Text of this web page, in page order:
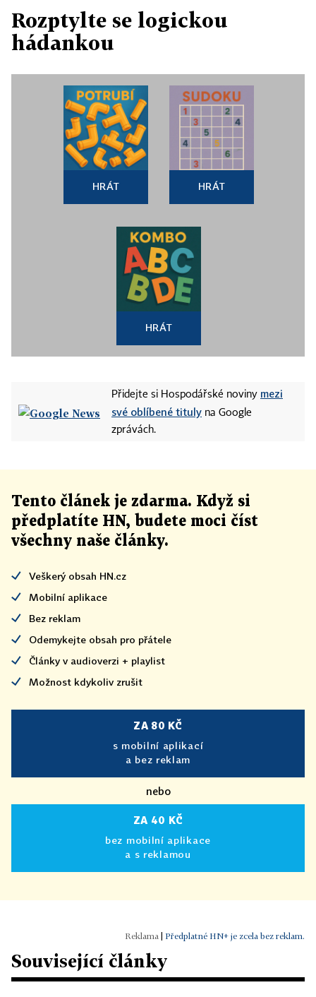
Rozptylte se logickou
hádankou
HRÁT HRÁT
HRÁT
Přidejte si Hospodářské noviny mezi
své oblíbené tituly na Google
zprávách.
Tento článek je zdarma. Když si
předplatíte HN, budete moci číst
všechny naše články.
Veškerý obsah HN.cz
Mobilní aplikace
Bez reklam
Odemykejte obsah pro přátele
Články v audioverzi + playlist
Možnost kdykoliv zrušit
ZA 80 KČ
s mobilní aplikací
a bez reklam
nebo
ZA 40 KČ
bez mobilní aplikace
a s reklamou
Předplatné HN+ je zcela bez reklam.
Související články